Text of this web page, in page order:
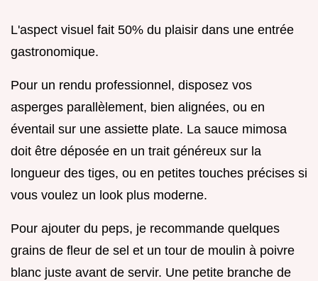
L'aspect visuel fait 50% du plaisir dans une entrée
gastronomique.
Pour un rendu professionnel, disposez vos
asperges parallèlement, bien alignées, ou en
éventail sur une assiette plate. La sauce mimosa
doit être déposée en un trait généreux sur la
longueur des tiges, ou en petites touches précises si
vous voulez un look plus moderne.
Pour ajouter du peps, je recommande quelques
grains de fleur de sel et un tour de moulin à poivre
blanc juste avant de servir. Une petite branche de